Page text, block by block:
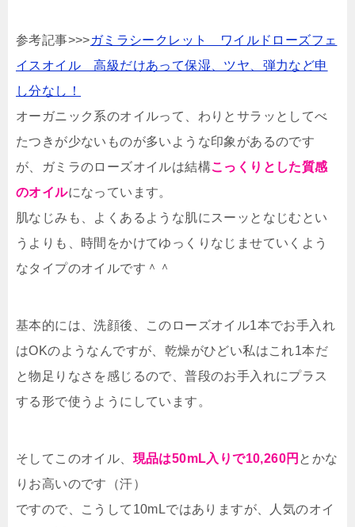
参考記事>>>ガミラシークレット ワイルドローズフェ
イスオイル 高級だけあって保湿、ツヤ、弾力など申
し分なし！
オーガニック系のオイルって、わりとサラッとしてべ
たつきが少ないものが多いような印象があるのです
が、ガミラのローズオイルは結構こっくりとした質感
のオイルになっています。
肌なじみも、よくあるような肌にスーッとなじむとい
うよりも、時間をかけてゆっくりなじませていくよう
なタイプのオイルです＾＾
基本的には、洗顔後、このローズオイル1本でお手入れ
はOKのようなんですが、乾燥がひどい私はこれ1本だ
と物足りなさを感じるので、普段のお手入れにプラス
する形で使うようにしています。
そしてこのオイル、 現品は50mL入りで10,260円 とかな
りお高いのです（汗）
ですので、こうして10mLではありますが、人気のオイ